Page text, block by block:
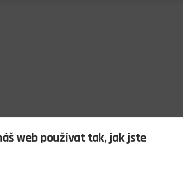
web používat tak, jak jste